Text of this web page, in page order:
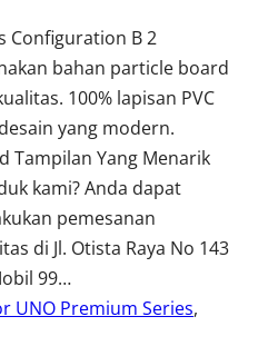
Configuration B 2
bahan particle board
100% lapisan PVC
yang modern.
Tampilan Yang Menarik
kami? Anda dapat
pemesanan
di Jl. Otista Raya No 143
99…
UNO Premium Series